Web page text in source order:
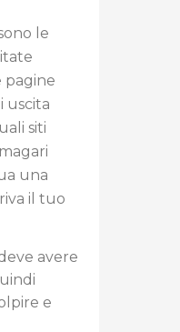
le
pagine
uscita
siti
una
il tuo
avere
e